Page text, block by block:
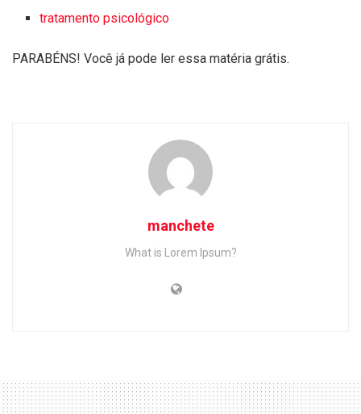
tratamento psicológico
PARABÉNS! Você já pode ler essa matéria grátis.
manchete
What is Lorem Ipsum?